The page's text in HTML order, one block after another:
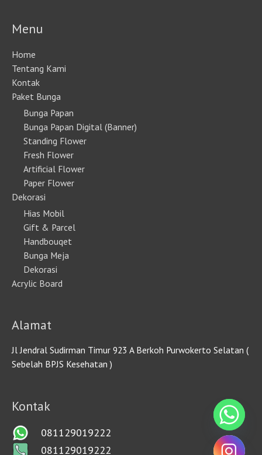
Menu
Home
Tentang Kami
Kontak
Paket Bunga
Bunga Papan
Bunga Papan Digital (Banner)
Standing Flower
Fresh Flower
Artificial Flower
Paper Flower
Dekorasi
Hias Mobil
Gift & Parcel
Handbouqet
Bunga Meja
Dekorasi
Acrylic Board
Alamat
Jl Jendral Sudirman Timur 923 A Berkoh Purwokerto Selatan (
Sebelah BPJS Kesehatan )
Kontak
081129019222
081129019222